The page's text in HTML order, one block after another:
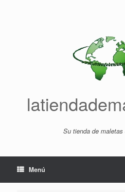
Su tienda de maletas
Menú